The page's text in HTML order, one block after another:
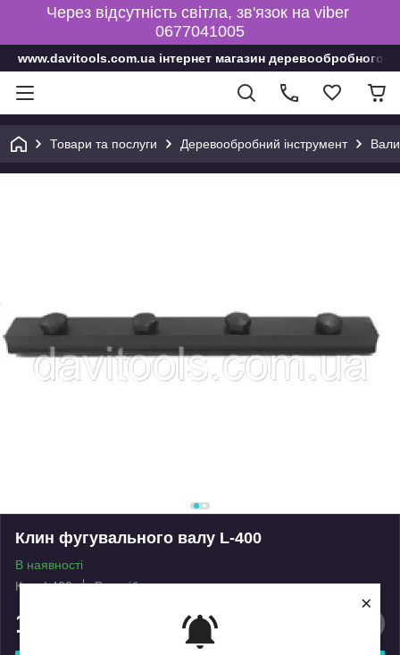
×
Через відсутність світла, зв'язок на viber
0677041005
www.davitools.com.ua інтернет магазин деревообробного
Товари та послуги Деревообробний інструмент
Клин фугувального валу L-400
В наявності
Код: L400
Роздріб
1 376